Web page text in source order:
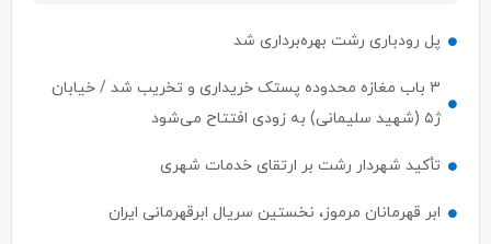
پل رودباری رشت بهره‌برداری شد
۳ باب مغازه محدوده پستک خریداری و تخریب شد / خیابان
ژ۵ (شهید سلیمانی) به زودی افتتاح می‌شود
تأکید شهردار رشت بر ارتقای خدمات شهری
ابر قهرمانان مرموز، نخستین سریال ابرقهرمانی ایران